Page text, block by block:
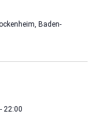
Baden-
- 22:00